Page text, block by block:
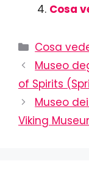
Cosa
Cosa
Museo
of Spirits
Museo
Viking